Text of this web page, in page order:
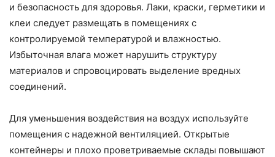
и безопасность для здоровья. Лаки, краски, герметики и
клеи следует размещать в помещениях с
контролируемой температурой и влажностью.
Избыточная влага может нарушить структуру
материалов и спровоцировать выделение вредных
соединений.
Для уменьшения воздействия на воздух используйте
помещения с надежной вентиляцией. Открытые
контейнеры и плохо проветриваемые склады повышают